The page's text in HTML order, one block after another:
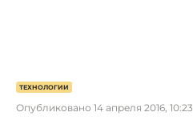
ТЕХНОЛОГИИ
Опубликовано 14 апреля 2016, 10:23